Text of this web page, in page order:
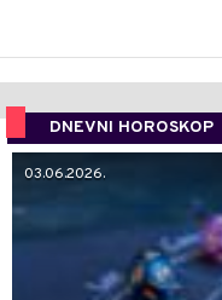
DNEVNI HOROSKOP
03.06.2026.